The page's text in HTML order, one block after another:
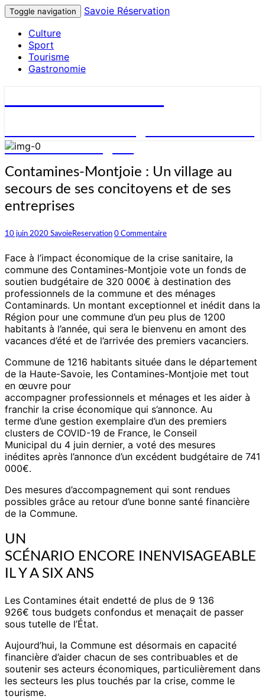
Toggle navigation
Savoie Réservation
Culture
Sport
Tourisme
Gastronomie
et réservez en ligne !
Contamines-
:
Un
au
secours
de
ses
concitoyens
et
de
ses
entreprises
Contamines-Montjoie : Un village au
secours de ses concitoyens et de ses
entreprises
10 juin 2020 SavoieReservation Commentaires
0 Commentaire
Face à l’impact économique de la crise sanitaire, la
commune des Contamines-Montjoie vote un fonds de
soutien budgétaire de 320 000€ à destination des
professionnels de la commune et des ménages
Contaminards. Un montant exceptionnel et inédit dans la
Région pour une commune d’un peu plus de 1200
habitants à l’année, qui sera le bienvenu en amont des
vacances d’été et de l’arrivée des premiers vacanciers.
Commune de 1216 habitants située dans le département
de la Haute-Savoie, les Contamines-Montjoie met tout
en œuvre pour
accompagner professionnels et ménages et les aider à
franchir la crise économique qui s’annonce. Au
terme d’une gestion exemplaire d’un des premiers
clusters de COVID-19 de France, le Conseil
Municipal du 4 juin dernier, a voté des mesures
inédites après l’annonce d’un excédent budgétaire de 741
000€.
Des mesures d’accompagnement qui sont rendues
possibles grâce au retour d’une bonne santé financière
de la Commune.
UN
SCÉNARIO ENCORE INENVISAGEABLE
IL Y A SIX ANS
Les Contamines était endetté de plus de 9 136
926€ tous budgets confondus et menaçait de passer
sous tutelle de l’État.
Aujourd’hui, la Commune est désormais en capacité
financière d’aider chacun de ses contribuables et de
soutenir ses acteurs économiques, particulièrement dans
les secteurs les plus touchés par la crise, comme le
tourisme.